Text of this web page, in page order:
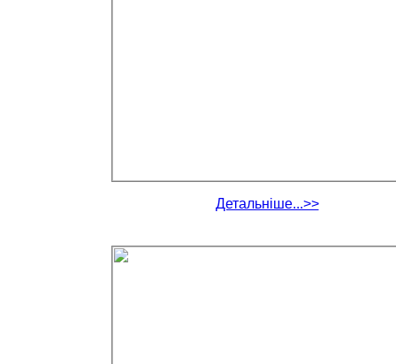
Детальніше...>>